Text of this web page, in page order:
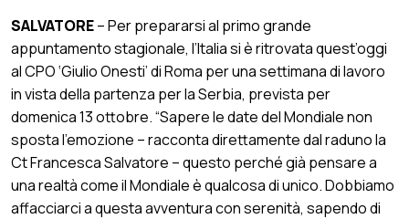
SALVATORE– Per prepararsi al primo grande
appuntamento stagionale, l’Italia si è ritrovata quest’oggi
al CPO ‘Giulio Onesti’ di Roma per una settimana di lavoro
in vista della partenza per la Serbia, prevista per
domenica 13 ottobre. “Sapere le date del Mondiale non
sposta l’emozione – racconta direttamente dal raduno la
Ct Francesca Salvatore – questo perché già pensare a
una realtà come il Mondiale è qualcosa di unico. Dobbiamo
affacciarci a questa avventura con serenità, sapendo di